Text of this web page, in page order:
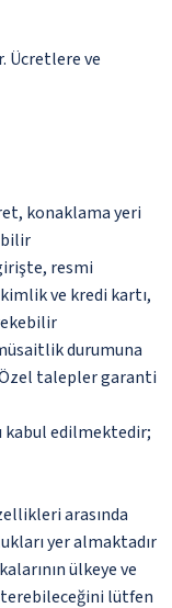
Ücretlere ve
konaklama yeri
resmi
ve kredi kartı,
durumuna
talepler garanti
kabul edilmektedir;
arasında
yer almaktadır
ülkeye ve
lütfen